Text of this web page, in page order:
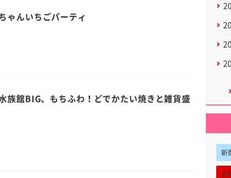
ゃんいちごパーティ
族館BIG、もちふわ！どでかたい焼きと雑貨盛
新
お